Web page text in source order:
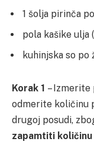
1 šolja pirinča
pola kašike ulja
kuhinjska so po
Korak 1 – Izmerite
odmerite količinu
drugoj posudi,
zapamtiti